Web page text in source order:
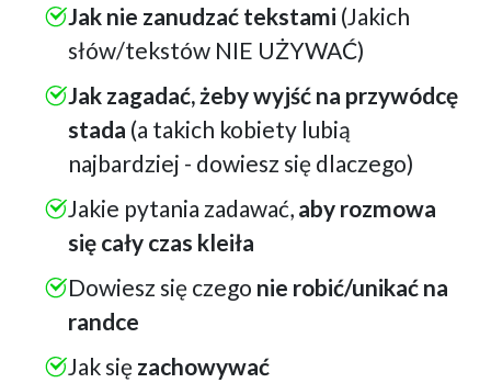
Jak nie zanudzać tekstami (Jakich
słów/tekstów NIE UŻYWAĆ)
Jak zagadać, żeby wyjść na przywódcę
stada (a takich kobiety lubią
najbardziej - dowiesz się dlaczego)
Jakie pytania zadawać, aby rozmowa
się cały czas kleiła
Dowiesz się czego nie robić/unikać na
randce
Jak się zachowywać